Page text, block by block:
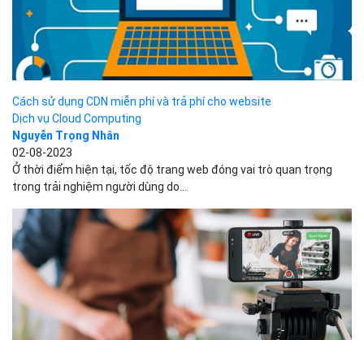
Cách sử dụng CDN miễn phí và trả phí cho website
Dịch vụ Cloud Computing
Nguyễn Trọng Nhân
02-08-2023
Ở thời điểm hiện tại, tốc độ trang web đóng vai trò quan trọng
trong trải nghiệm người dùng do...